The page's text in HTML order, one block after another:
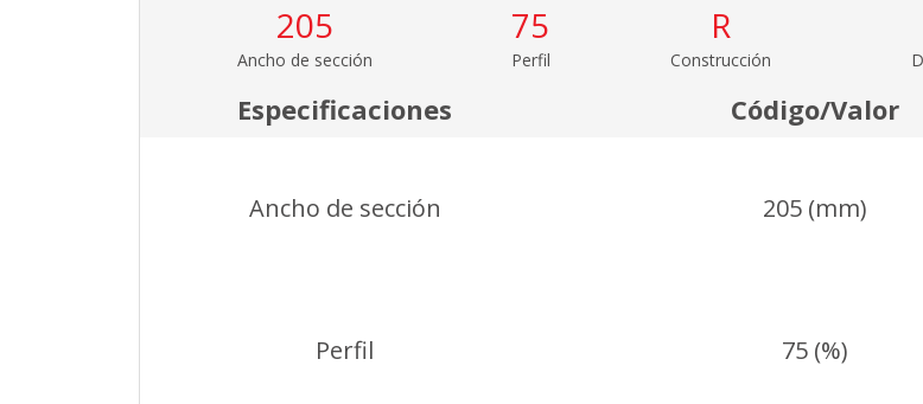
205
Ancho de sección
75
Perfil
R
Construcción
Especificaciones Código/Valor
Ancho de sección 205 (mm)
Perfil 75 (%)